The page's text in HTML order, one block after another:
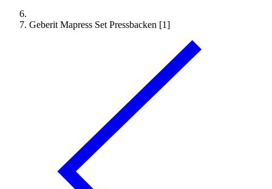
Geberit Mapress Set Pressbacken [1]